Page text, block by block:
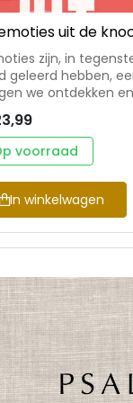
uit de
zijn, in
geleerd hebben,
we ontdekken en
Jennie Allen
is oprichtster van en de
kracht achter
auteur. Haar
succes, ook in
voorraad
In winkelwagen